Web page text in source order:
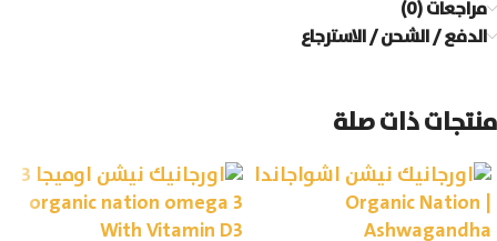
مراجعات (0)
الدفع / الشحن / الاسترجاع
منتجات ذات صلة